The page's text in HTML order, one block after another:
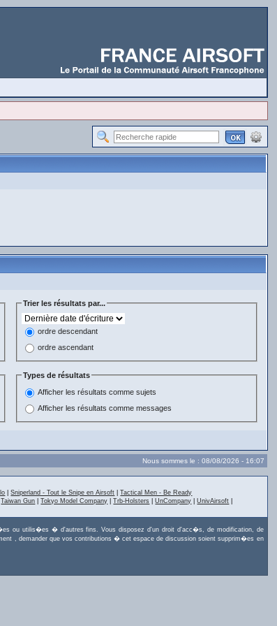
Trier les résultats par...
ordre descendant
ordre ascendant
Types de résultats
Afficher les résultats comme sujets
Afficher les résultats comme messages
Nous sommes le : 08/08/2026 - 16:07
|Sniperland - Tout le Snipe en Airsoft |Tactical Men - Be Ready
Taiwan Gun |Tokyo Model Company |Trb-Holsters |UnCompany |UnivAirsoft
ou utilis�es � d'autres fins. Vous disposez d'un droit d'acc�s, de modification, de
, demander que vos contributions � cet espace de discussion soient supprim�es en